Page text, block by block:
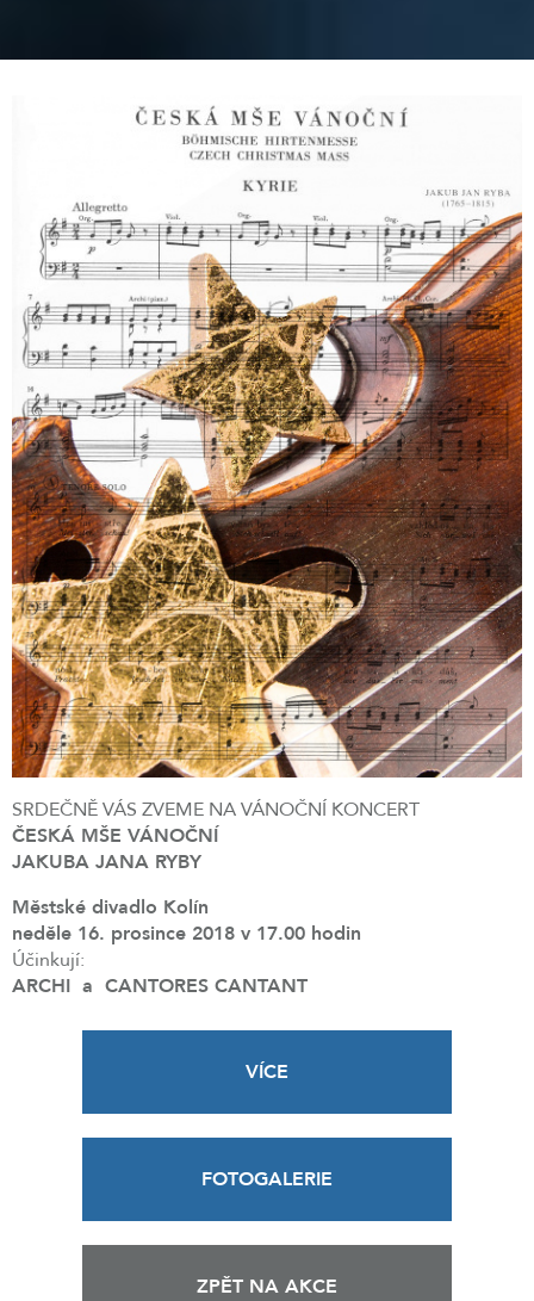
SRDEČNĚ VÁS ZVEME NA VÁNOČNÍ KONCERT
ČESKÁ MŠE VÁNOČNÍ
JAKUBA JANA RYBY
Městské divadlo Kolín
neděle 16. prosince 2018 v 17.00 hodin
Účinkují:
ARCHI a CANTORES CANTANT
VÍCE
FOTOGALERIE
ZPĚT NA AKCE